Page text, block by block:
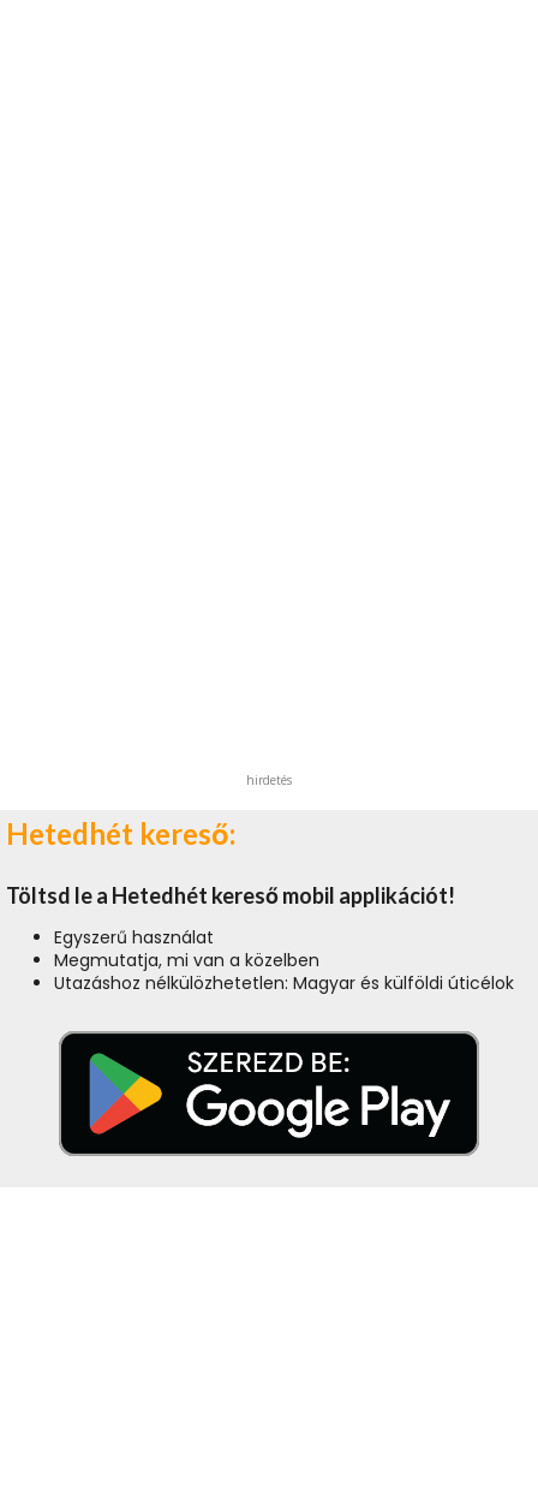
hirdetés
Hetedhét kereső:
Töltsd le a Hetedhét kereső mobil applikációt!
Egyszerű használat
Megmutatja, mi van a közelben
Utazáshoz nélkülözhetetlen: Magyar és külföldi úticélok